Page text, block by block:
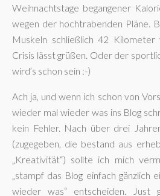
Weihnachtstage begangener
wegen der hochtrabenden Pläne.
Muskeln schließlich 42
Crisis lässt grüßen. Oder der
wird’s schon sein :-)
Ach ja, und wenn ich schon von
wieder mal wieder was ins Blog
kein Fehler. Nach über drei
(zugegeben, die bestand aus
„Kreativität“) sollte ich mich
„stampf das Blog einfach gänzlich
wieder was“ entscheiden. Just